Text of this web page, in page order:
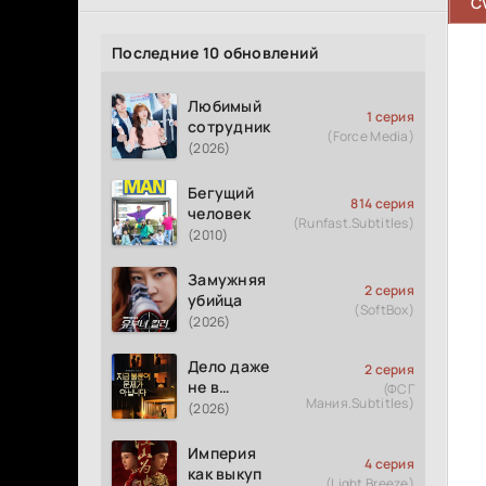
Последние 10 обновлений
Любимый
сотрудник
(2026)
1 серия
(Force Media)
Бегущий
человек
(2010)
814 серия
(Runfast.Subtitles)
Замужняя
убийца
(2026)
2 серия
(SoftBox)
Дело даже
не в
измене
(2026)
2 серия
(ФСГ
Мания.Subtitles)
Империя
как выкуп
4 серия